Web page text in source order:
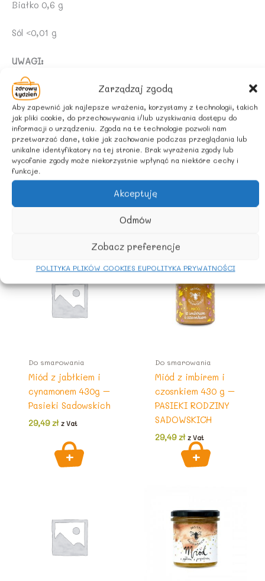
Zarządzaj zgodą
Aby zapewnić jak najlepsze wrażenia, korzystamy z technologii, takich
jak pliki cookie, do przechowywania i/lub uzyskiwania dostępu do
informacji o urządzeniu. Zgoda na te technologie pozwoli nam
przetwarzać dane, takie jak zachowanie podczas przeglądania lub
unikalne identyfikatory na tej stronie. Brak wyrażenia zgody lub
wycofanie zgody może niekorzystnie wpłynąć na niektóre cechy i
funkcje.
Akceptuję
Odmów
Zobacz preferencje
POLITYKA PLIKÓW COOKIES EUPOLITYKA PRYWATNOŚCI
Białko 0,6 g
Sól <0,01 g
UWAGI:
Krystalizacja i rozwarstwianie się produktu jest
zjawiskiem naturalnym i nie wpływa na obniżenie jego
jakości.
ZALECANE WARUNKI PRZECHOWYWANIA:
Przechowywać w ciemnym i chłodnym miejscu.
Podobne produkty
Do smarowania
Miód z jabłkiem i
cynamonem 430g –
Pasieki Sadowskich
29,49zł z Vat
Do smarowania
Miód z imbirem i
czosnkiem 430 g –
PASIEKI RODZINY
SADOWSKICH
29,49zł z Vat